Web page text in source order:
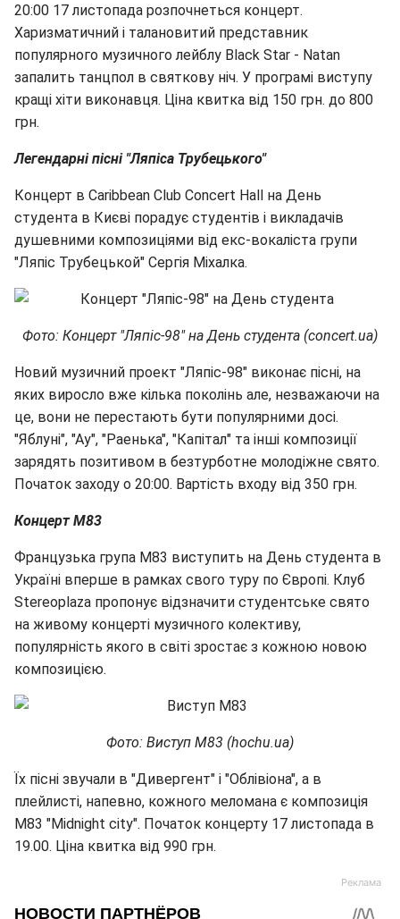
20:00 17 листопада розпочнеться концерт.
Харизматичний і талановитий представник
популярного музичного лейблу Black Star - Natan
запалить танцпол в святкову ніч. У програмі виступу
кращі хіти виконавця. Ціна квитка від 150 грн. до 800
грн.
Легендарні пісні "Ляпіса Трубецького"
Концерт в Caribbean Club Concert Hall на День
студента в Києві порадує студентів і викладачів
душевними композиціями від екс-вокаліста групи
"Ляпіс Трубецькой" Сергія Міхалка.
Фото: Концерт "Ляпіс-98" на День студента (concert.ua)
Новий музичний проект "Ляпіс-98" виконає пісні, на
яких виросло вже кілька поколінь але, незважаючи на
це, вони не перестають бути популярними досі.
"Яблуні", "Ау", "Раенька", "Капітал" та інші композиції
зарядять позитивом в безтурботне молодіжне свято.
Початок заходу о 20:00. Вартість входу від 350 грн.
Концерт M83
Французька група M83 виступить на День студента в
Україні вперше в рамках свого туру по Європі. Клуб
Stereoplaza пропонує відзначити студентське свято
на живому концерті музичного колективу,
популярність якого в світі зростає з кожною новою
композицією.
Фото: Виступ М83 (hochu.ua)
Їх пісні звучали в "Дивергент" і "Облівіона", а в
плейлисті, напевно, кожного меломана є композиція
M83 "Midnight city". Початок концерту 17 листопада в
19.00. Ціна квитка від 990 грн.